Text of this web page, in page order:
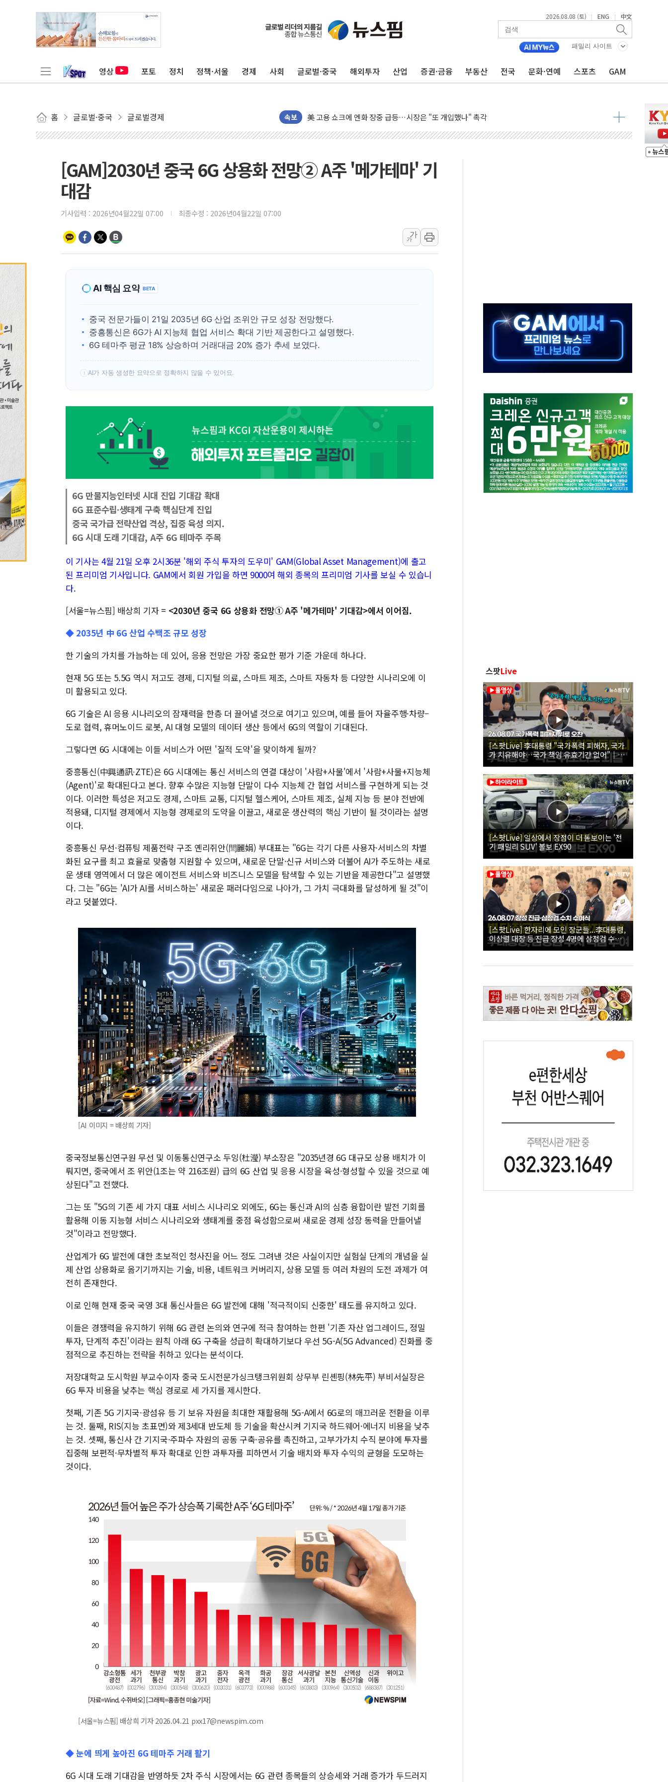
2026.08.08 (토) | ENG | 中文
패밀리 사이트
영상 포토 정치 정책·서울 경제 사회 글로벌·중국 해외투자 산업 증권·금융 부동산 전국 문화·연예 스포츠 GAM
홈 글로벌·중국 글로벌경제 속보
미 연준 매파 기세 꺾이나…고용 감소에 9월 동결 전망 우세
[종합] 이슬람 수니파 3국, '공동방위협정' 체결… 이스라엘·이란 위협에 맞설 자체 억지력 강화
美 항소법원, 백악관 무도회장 공사 중단 명령…트럼프 제동
이란 핵심 원유 수출항 '하르그섬', 최근 1주일 이상 '올스톱'… 美 해상봉쇄 영향
[AI MY 뉴스] 뉴욕 반도체주 프리뷰...美 고용 쇼크에 반도체주 '활짝'
뉴욕증시 프리뷰, 美 고용 쇼크에 금리 인상 우려 후퇴…나스닥 선물 1%대 상승
[사진] 이슬람 수니파 3개국, 공동방위협정 체결
뉴욕증시 개장 전 특징주...아틀라시안·클라우드플레어·태양광주↑ VS 트레이드데스크·웬디스↓
李 "해남 태양광, 대한민국 다음 100년 밑거름…수도권 집중 완화 전환점"
李 대통령, '6시간 마라톤 부동산 2차 회의' 주재… "전폭적 공급 확대·속도전 총력"
남동발전, 해남군에 국내 최대 규모 400MW 태양광 착공…여의도 1.6배 규모
[GAM]2030년 중국 6G 상용화 전망② A주 '메가테마' 기
대감
기사입력 : 2026년04월22일 07:00 최종수정 : 2026년04월22일 07:00
가
가
AI 핵심 요약 BETA
중국 전문가들이 21일 2035년 6G 산업 조위안 규모 성장 전망했다.
중흥통신은 6G가 AI 지능체 협업 서비스 확대 기반 제공한다고 설명했다.
6G 테마주 평균 18% 상승하며 거래대금 20% 증가 추세 보였다.
! AI가 자동 생성한 요약으로 정확하지 않을 수 있어요.
6G 만물지능인터넷 시대 진입 기대감 확대
6G 표준수립∙생태계 구축 핵심단계 진입
중국 국가급 전략산업 격상, 집중 육성 의지.
6G 시대 도래 기대감, A주 6G 테마주 주목
이 기사는 4월 21일 오후 2시36분 '해외 주식 투자의 도우미' GAM(Global Asset Management)에 출고
된 프리미엄 기사입니다. GAM에서 회원 가입을 하면 9000여 해외 종목의 프리미엄 기사를 보실 수 있습니
다.
[서울=뉴스핌] 배상희 기자 = <2030년 중국 6G 상용화 전망① A주 '메가테마' 기대감>에서 이어짐.
◆ 2035년 中 6G 산업 수백조 규모 성장
한 기술의 가치를 가늠하는 데 있어, 응용 전망은 가장 중요한 평가 기준 가운데 하나다.
현재 5G 또는 5.5G 역시 저고도 경제, 디지털 의료, 스마트 제조, 스마트 자동차 등 다양한 시나리오에 이
미 활용되고 있다.
6G 기술은 AI 응용 시나리오의 잠재력을 한층 더 끌어낼 것으로 여기고 있으며, 예를 들어 자율주행·차량–
도로 협력, 휴머노이드 로봇, AI 대형 모델의 데이터 생산 등에서 6G의 역할이 기대된다.
그렇다면 6G 시대에는 이들 서비스가 어떤 '질적 도약'을 맞이하게 될까?
중흥통신(中興通訊∙ZTE)은 6G 시대에는 통신 서비스의 연결 대상이 '사람+사물'에서 '사람+사물+지능체
(Agent)'로 확대된다고 본다. 향후 수많은 지능형 단말이 다수 지능체 간 협업 서비스를 구현하게 되는 것
이다. 이러한 특성은 저고도 경제, 스마트 교통, 디지털 헬스케어, 스마트 제조, 실체 지능 등 분야 전반에
적용돼, 디지털 경제에서 지능형 경제로의 도약을 이끌고, 새로운 생산력의 핵심 기반이 될 것이라는 설명
이다.
중흥통신 무선·컴퓨팅 제품전략 구조 옌리쥐안(閆麗娟) 부대표는 "6G는 각기 다른 사용자·서비스의 차별
화된 요구를 최고 효율로 맞춤형 지원할 수 있으며, 새로운 단말·신규 서비스와 더불어 AI가 주도하는 새로
운 생태 영역에서 더 많은 에이전트 서비스와 비즈니스 모델을 탐색할 수 있는 기반을 제공한다"고 설명했
다. 그는 "6G는 'AI가 AI를 서비스하는' 새로운 패러다임으로 나아가, 그 가치 극대화를 달성하게 될 것"이
라고 덧붙였다.
[AI 이미지 = 배상희 기자]
중국정보통신연구원 무선 및 이동통신연구소 두잉(杜瀅) 부소장은 "2035년경 6G 대규모 상용 배치가 이
뤄지면, 중국에서 조 위안(1조는 약 216조원) 급의 6G 산업 및 응용 시장을 육성·형성할 수 있을 것으로 예
상된다"고 전했다.
그는 또 "5G의 기존 세 가지 대표 서비스 시나리오 외에도, 6G는 통신과 AI의 심층 융합이란 발전 기회를
활용해 이동 지능형 서비스 시나리오와 생태계를 중점 육성함으로써 새로운 경제 성장 동력을 만들어낼
것"이라고 전망했다.
산업계가 6G 발전에 대한 초보적인 청사진을 어느 정도 그려낸 것은 사실이지만 실험실 단계의 개념을 실
제 산업 상용화로 옮기기까지는 기술, 비용, 네트워크 커버리지, 상용 모델 등 여러 차원의 도전 과제가 여
전히 존재한다.
이로 인해 현재 중국 국영 3대 통신사들은 6G 발전에 대해 '적극적이되 신중한' 태도를 유지하고 있다.
이들은 경쟁력을 유지하기 위해 6G 관련 논의와 연구에 적극 참여하는 한편 '기존 자산 업그레이드, 정밀
투자, 단계적 추진'이라는 원칙 아래 6G 구축을 성급히 확대하기보다 우선 5G-A(5G Advanced) 진화를 중
점적으로 추진하는 전략을 취하고 있다는 분석이다.
저장대학교 도시학원 부교수이자 중국 도시전문가싱크탱크위원회 상무부 린셴핑(林先平) 부비서실장은
6G 투자 비용을 낮추는 핵심 경로로 세 가지를 제시한다.
첫째, 기존 5G 기지국·광섬유 등 기 보유 자원을 최대한 재활용해 5G-A에서 6G로의 매끄러운 전환을 이루
는 것. 둘째, RIS(지능 초표면)와 제3세대 반도체 등 기술을 확산시켜 기지국 하드웨어·에너지 비용을 낮추
는 것. 셋째, 통신사 간 기지국·주파수 자원의 공동 구축·공유를 촉진하고, 고부가가치 수직 분야에 투자를
집중해 보편적·무차별적 투자 확대로 인한 과투자를 피하면서 기술 배치와 투자 수익의 균형을 도모하는
것이다.
[서울=뉴스핌] 배상희 기자 2026.04.21 pxx17@newspim.com
◆ 눈에 띄게 높아진 6G 테마주 거래 활기
6G 시대 도래 기대감을 반영하듯 2차 주식 시장에서는 6G 관련 종목들의 상승세와 거래 증가가 두드러지
스팟Live
[스팟Live] 李대통령 "국가폭력 피해자, 국가
가 치유해야…국가 책임 유효기간 없어"｜
26.08.07 국가폭력 피해자 위로 오찬
[스팟Live] 일상에서 장점이 더 돋보이는 '전
기 패밀리 SUV' 볼보 EX90
[스팟Live] 한자리에 모인 장군들...李대통령,
이상렬 대장 등 진급 장성 4명에 삼정검 수치
직접 수여｜26.08.07 장성 진급·삼정검 수치